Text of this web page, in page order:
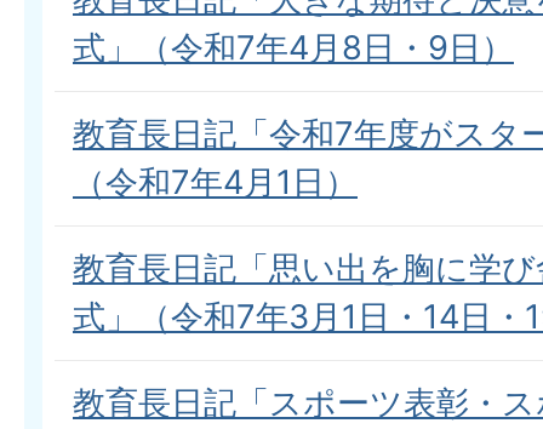
式」（令和7年4月8日・9日）
教育長日記「令和7年度がスタ
（令和7年4月1日）
教育長日記「思い出を胸に学
式」（令和7年3月1日・14日・
教育長日記「スポーツ表彰・